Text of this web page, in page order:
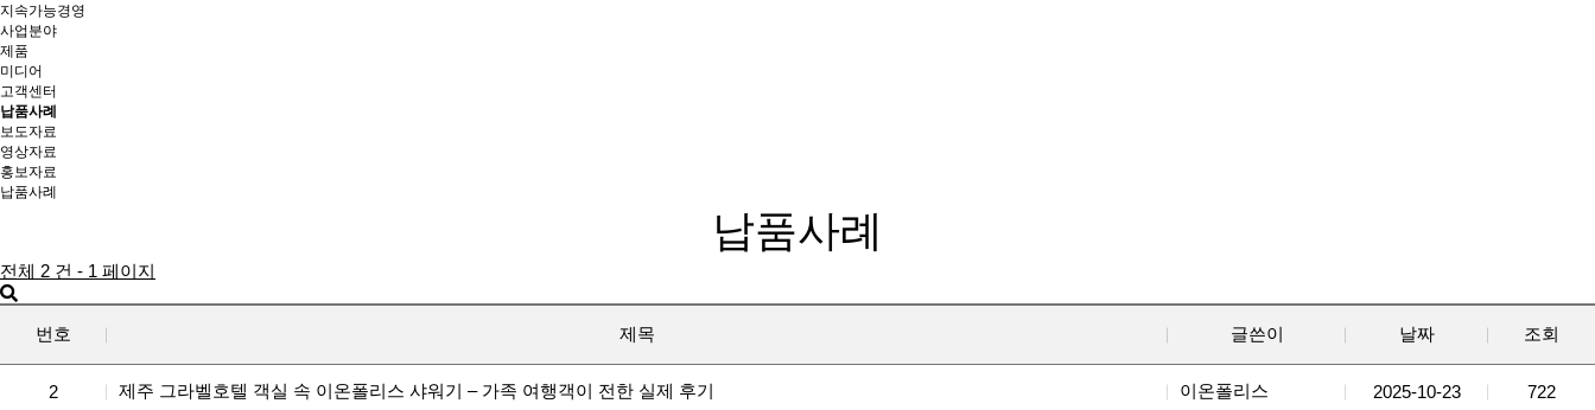
지속가능경영
사업분야
제품
미디어
고객센터
납품사례
보도자료
영상자료
홍보자료
납품사례
납품사례
전체 2 건 - 1 페이지
번호 제목 글쓴이 날짜 조회
2 제주 그라벨호텔 객실 속 이온폴리스 샤워기 – 가족 여행객이 전한 실제 후기 이온폴리스 2025-10-23 722